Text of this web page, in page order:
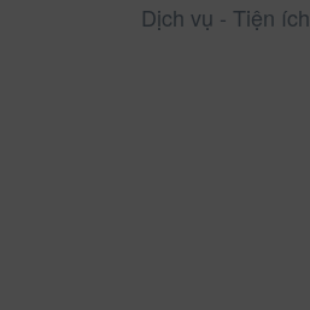
Dịch vụ - Tiện ích